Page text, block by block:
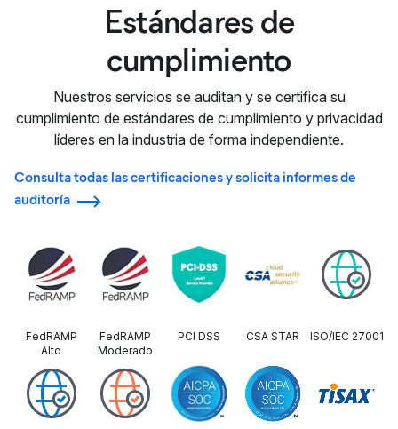
Estándares de
cumplimiento
Nuestros servicios se auditan y se certifica su
cumplimiento de estándares de cumplimiento y privacidad
líderes en la industria de forma independiente.
Consulta todas las certificaciones y solicita informes de
auditoría
FedRAMP
Alto
FedRAMP
Moderado
PCI DSS CSA STAR ISO/IEC 27001